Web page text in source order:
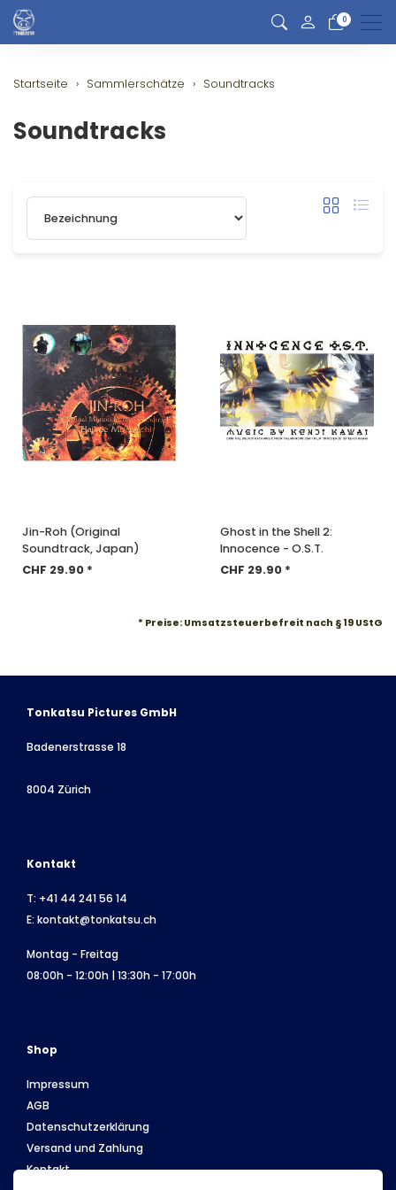
0
Startseite Sammlerschätze Soundtracks
Soundtracks
Sortierung
Jin-Roh (Original
Soundtrack, Japan)
CHF 29.90 *
Ghost in the Shell 2:
Innocence - O.S.T.
CHF 29.90 *
* Preise: Umsatzsteuerbefreit nach § 19 UStG
Tonkatsu Pictures GmbH
Badenerstrasse 18
8004 Zürich
Kontakt
T: +41 44 241 56 14
E: kontakt@tonkatsu.ch
Montag - Freitag
08:00h - 12:00h | 13:30h - 17:00h
Shop
Impressum
AGB
Datenschutzerklärung
Versand und Zahlung
Kontakt